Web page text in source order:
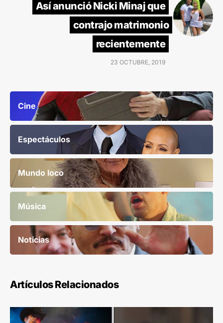
Así anunció Nicki Minaj que
contrajo matrimonio
recientemente
23 OCTUBRE, 2019
Cine
Espectáculos
Mundo loco
Música
Noticias
Artículos Relacionados